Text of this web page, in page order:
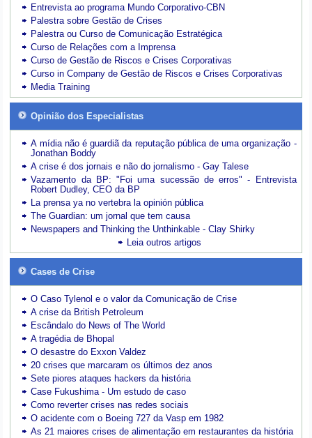
Entrevista ao programa Mundo Corporativo-CBN
Palestra sobre Gestão de Crises
Palestra ou Curso de Comunicação Estratégica
Curso de Relações com a Imprensa
Curso de Gestão de Riscos e Crises Corporativas
Curso in Company de Gestão de Riscos e Crises Corporativas
Media Training
Opinião dos Especialistas
A mídia não é guardiã da reputação pública de uma organização -
Jonathan Boddy
A crise é dos jornais e não do jornalismo - Gay Talese
Vazamento da BP: "Foi uma sucessão de erros" - Entrevista
Robert Dudley, CEO da BP
La prensa ya no vertebra la opinión pública
The Guardian: um jornal que tem causa
Newspapers and Thinking the Unthinkable - Clay Shirky
Leia outros artigos
Cases de Crise
O Caso Tylenol e o valor da Comunicação de Crise
A crise da British Petroleum
Escândalo do News of The World
A tragédia de Bhopal
O desastre do Exxon Valdez
20 crises que marcaram os últimos dez anos
Sete piores ataques hackers da história
Case Fukushima - Um estudo de caso
Como reverter crises nas redes sociais
O acidente com o Boeing 727 da Vasp em 1982
As 21 maiores crises de alimentação em restaurantes da história